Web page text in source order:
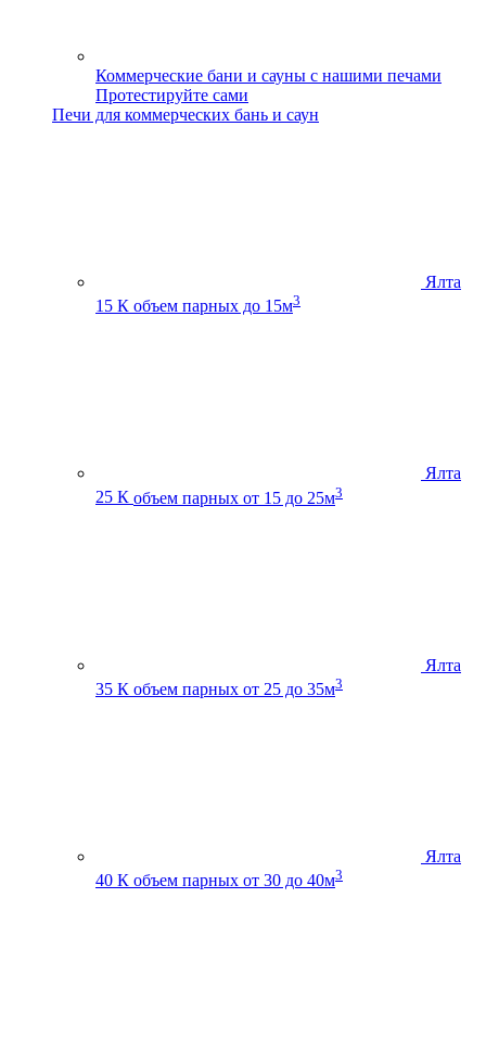
Коммерческие бани и сауны с нашими печами
Протестируйте сами
Печи для коммерческих бань и саун
Ялта
15 К объем парных до 15м3
Ялта
25 К объем парных от 15 до 25м3
Ялта
35 К объем парных от 25 до 35м3
Ялта
40 К объем парных от 30 до 40м3